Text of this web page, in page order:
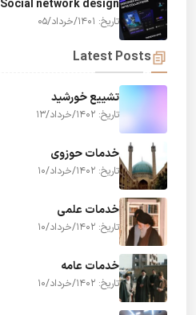
Social network design
تاریخ: 1401/خرداد/05
Latest Posts
تشییع خورشید
تاریخ: 1402/خرداد/13
خدمات حوزوی
تاریخ: 1402/خرداد/10
خدمات علمی
تاریخ: 1402/خرداد/10
خدمات عامه
تاریخ: 1402/خرداد/10